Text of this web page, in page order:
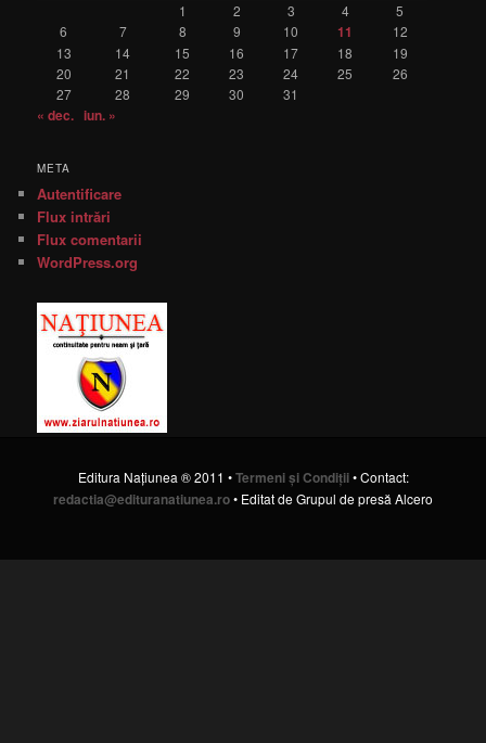
1 2 3 4
5
6
7 8 9 10 11
12
13
14 15 16 17 18
19
20
21 22 23 24 25
26
27
28 29 30 31
« dec. iun. »
META
Autentificare
Flux intrări
Flux comentarii
WordPress.org
Editura Naţiunea ® 2011 •Termeni şi Condiţii• Contact:
redactia@edituranatiunea.ro• Editat de Grupul de presă Alcero